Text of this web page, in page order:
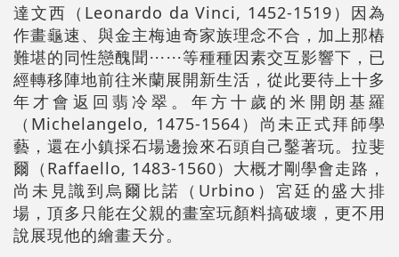
達文西（Leonardo da Vinci, 1452-1519）因為
作畫龜速、與金主梅迪奇家族理念不合，加上那樁
難堪的同性戀醜聞⋯⋯等種種因素交互影響下，已
經轉移陣地前往米蘭展開新生活，從此要待上十多
年才會返回翡冷翠。年方十歲的米開朗基羅
（Michelangelo, 1475-1564）尚未正式拜師學
藝，還在小鎮採石場邊撿來石頭自己鑿著玩。拉斐
爾（Raffaello, 1483-1560）大概才剛學會走路，
尚未見識到烏爾比諾（Urbino）宮廷的盛大排
場，頂多只能在父親的畫室玩顏料搞破壞，更不用
說展現他的繪畫天分。